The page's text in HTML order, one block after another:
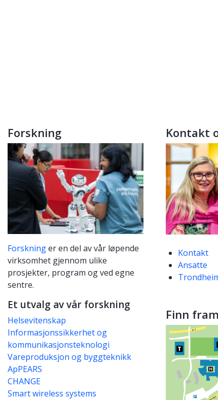
Forskning
Forskninger en del av vår løpende
virksomhet gjennom ulike
prosjekter, program og ved egne
sentre.
Et utvalg av vår forskning
Helsevitenskap
Informasjonssikkerhet og
kommunikasjonsteknologi
Vareproduksjon og byggteknikk
ApPEARS
CHANGE
Smart wireless systems
Kontakt
Kontakt
Ansatte
Finn fram